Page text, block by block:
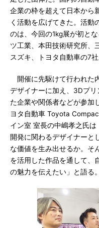
企業の枠を超えて日本から
く活動を広げてきた。活動
のは、今回の1kg展が初と
ツ工業、本田技術研究所、
スズキ、トヨタ自動車の7社
開催に先駆けて行われた
デザイナーに加え、3Dプ
た企業や関係者などが参加
ヨタ自動車 Toyota
イン室 室長の中嶋孝之氏
開発に関わるデザイナーと
な価値を生み出せるか。そ
を活用した作品を通して、
の魅力を伝えたい」と語る。